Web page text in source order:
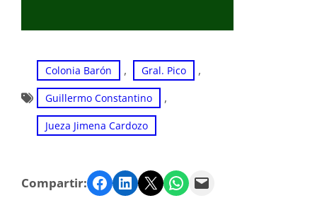
Colonia Barón , Gral. Pico ,
Guillermo Constantino ,
Jueza Jimena Cardozo
Compartir: Facebook LinkedIn Twitter WhatsApp Email